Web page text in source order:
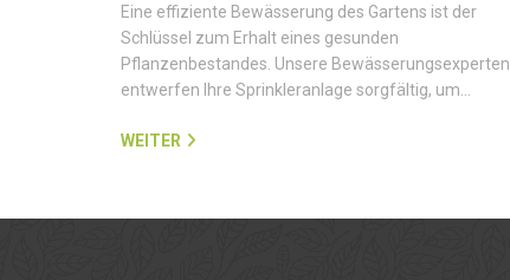
Eine effiziente Bewässerung des Gartens ist der
Schlüssel zum Erhalt eines gesunden
Pflanzenbestandes. Unsere Bewässerungsexperten
entwerfen Ihre Sprinkleranlage sorgfältig, um…
WEITER